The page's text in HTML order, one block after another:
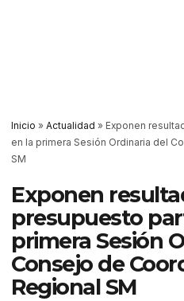
Inicio » Actualidad » Exponen
en la primera Sesión Ordinaria del
SM
Exponen
presupuesto
primera Sesión
Consejo de
Regional SM